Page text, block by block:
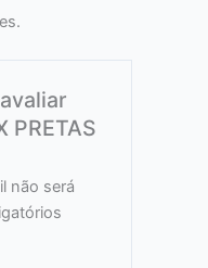
PRETAS
não será